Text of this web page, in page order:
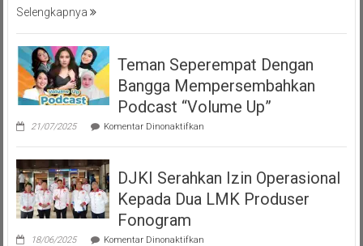
Selengkapnya
Teman Seperempat Dengan
Bangga Mempersembahkan
Podcast “Volume Up”
21/07/2025 Komentar Dinonaktifkanpada
Seperempat
Bangga
Mempersembahkan
Podcast
DJKI Serahkan Izin Operasional
Kepada Dua LMK Produser
Fonogram
18/06/2025 Komentar Dinonaktifkanpada